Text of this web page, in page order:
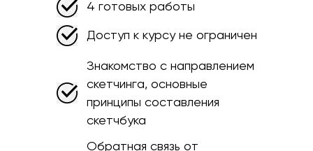
4 готовых работы
Знакомство с направлением
скетчинга, основные
принципы составления
скетчбука
Доступ к курсу не ограничен
Обратная связь от